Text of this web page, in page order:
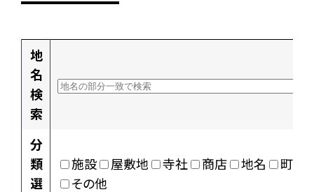
地
名
検
索
分
類
選
施設 屋敷地 寺社 商店 地名
町村
その他